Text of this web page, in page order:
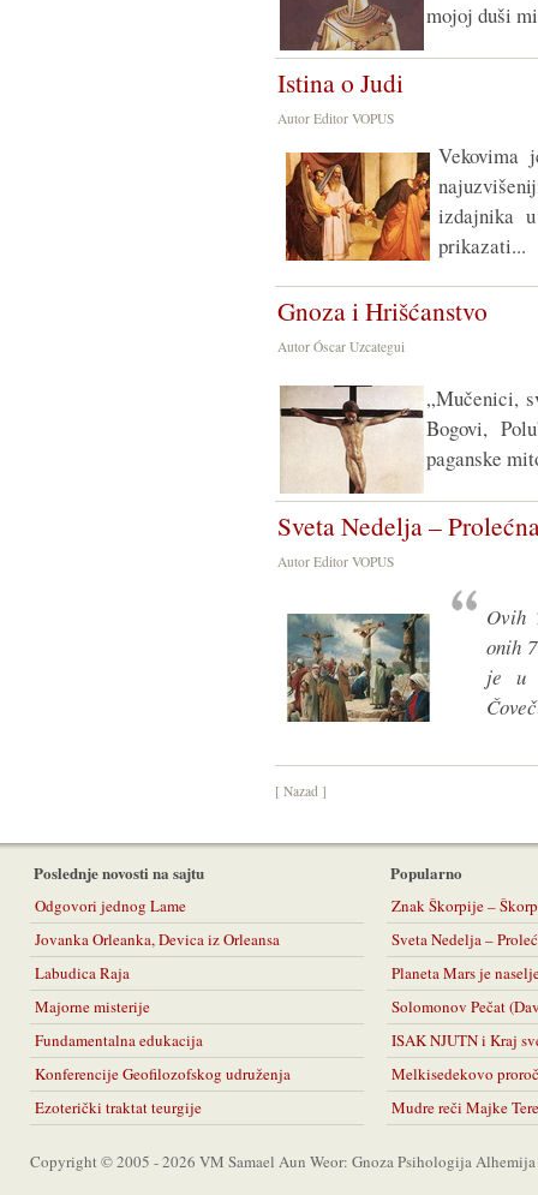
mojoj duši
Istina o Judi
Autor Editor VOPUS
Vekovima
izdajnika
prikazati...
Gnoza i Hrišćanstvo
Autor Óscar Uzcategui
„Mučenici,
Bogovi,
paganske
Sveta Nedelja –
Autor Editor VOPUS
Ovih
onih
je u
[ Nazad ]
Poslednje novosti na sajtu
Odgovori jednog Lame
Jovanka Orleanka, Devica iz Orleansa
Labudica Raja
Majorne misterije
Fundamentalna edukacija
Konferencije Geofilozofskog udruženja
Ezoterički traktat teurgije
Popularno
Znak Škorpije –
Sveta Nedelja –
Planeta Mars je
Solomonov Pečat
ISAK NJUTN i Kraj
Melkisedekovo
Mudre reči Majke
Copyright © 2005 - 2026 VM Samael Aun Weor: Gnoza Psihologija